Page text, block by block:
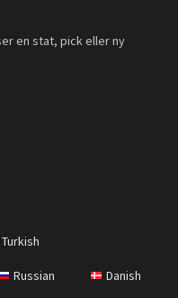
en stat, pick eller ny
Turkish
Russian Danish